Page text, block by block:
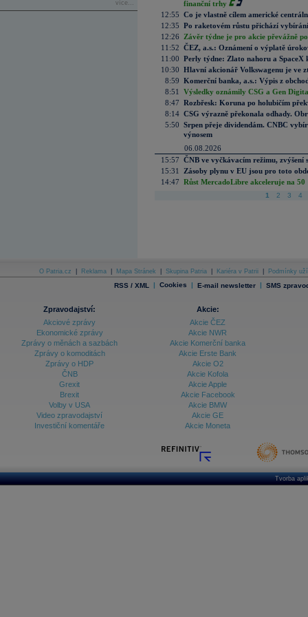
více...
finanční trhy
12:55 Co je vlastně cílem americké
12:35 Po raketovém růstu přichází
12:26
Závěr týdne je pro akcie převážně
11:52 ČEZ, a.s.: Oznámení o výplatě
11:00 Perly týdne: Zlato nahoru a SpaceX
10:30 Hlavní akcionář Volkswagenu je ve
8:59 Komerční banka, a.s.: Výpis z
8:51
Výsledky oznámily CSG a Gen
8:47 Rozbřesk: Koruna po holubičím
8:14 CSG výrazně překonala odhady.
5:50 Srpen přeje dividendám. CNBC
výnosem
06.08.2026
15:57 ČNB ve vyčkávacím režimu, zvýšení
15:31
Zásoby plynu v EU jsou pro toto
14:47 Růst MercadoLibre akceleruje na
1 2 3 4
O Patria.cz Reklama Mapa Stránek Skupina Patria Kariéra v Patrii Podmínky
RSS / XML | Cookies | E-mail newsletter | SMS
Zpravodajství:
Akciové zprávy
Ekonomické zprávy
Zprávy o měnách a sazbách
Zprávy o komoditách
Zprávy o HDP
ČNB
Grexit
Brexit
Volby v USA
Video zpravodajství
Investiční komentáře
Akcie:
Akcie ČEZ
Akcie NWR
Akcie Komerční banka
Akcie Erste Bank
Akcie O2
Akcie Kofola
Akcie Apple
Akcie Facebook
Akcie BMW
Akcie GE
Akcie Moneta
Tvorba